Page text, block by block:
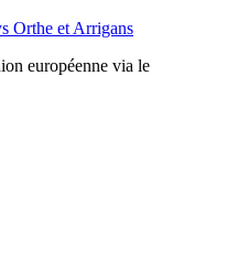
européenne via le